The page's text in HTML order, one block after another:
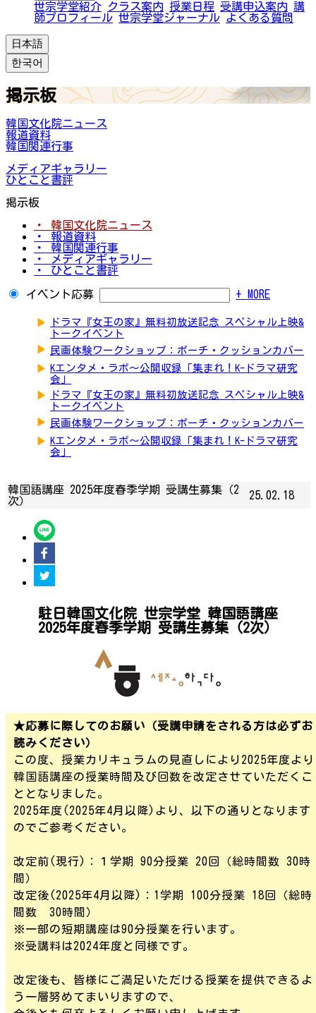
世宗学堂紹介 クラス案内 授業日程 受講申込案内 講
師プロフィール 世宗学堂ジャーナル よくある質問
日本語
한국어
掲示板
韓国文化院ニュース
報道資料
韓国関連行事
メディアギャラリー
ひとこと書評
掲示板
・ 韓国文化院ニュース
・ 報道資料
・ 韓国関連行事
・ メディアギャラリー
・ ひとこと書評
イベント応募 + MORE
▶
ドラマ『女王の家』無料初放送記念 スペシャル上映&
トークイベント
▶ 民画体験ワークショップ：ポーチ・クッションカバー
▶ Kエンタメ・ラボ～公開収録「集まれ！K-ドラマ研究
会」
▶
ドラマ『女王の家』無料初放送記念 スペシャル上映&
トークイベント
▶ 民画体験ワークショップ：ポーチ・クッションカバー
▶ Kエンタメ・ラボ～公開収録「集まれ！K-ドラマ研究
会」
韓国語講座 2025年度春季学期 受講生募集（2
次）
25.02.18
駐日韓国文化院 世宗学堂 韓国語講座
2025年度春季学期 受講生募集（2次）
★応募に際してのお願い（受講申請をされる方は必ずお
読みください）
この度、授業カリキュラムの見直しにより2025年度より
韓国語講座の授業時間及び回数を改定させていただくこ
ととなりました。
2025年度(2025年4月以降)より、以下の通りとなります
のでご参考ください。
改定前(現行)：１学期 90分授業 20回（総時間数 30時
間）
改定後(2025年4月以降)：1学期 100分授業 18回（総時
間数 30時間）
※一部の短期講座は90分授業を行います。
※受講料は2024年度と同様です。
改定後も、皆様にご満足いただける授業を提供できるよ
う一層努めてまいりますので、